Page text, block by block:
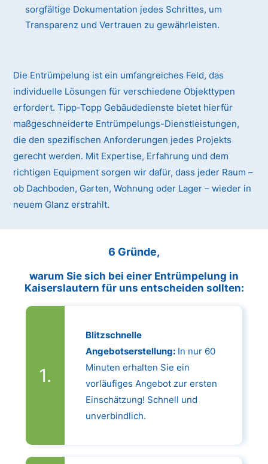
sorgfältige Dokumentation jedes Schrittes, um
Transparenz und Vertrauen zu gewährleisten.
Die Entrümpelung ist ein umfangreiches Feld, das
individuelle Lösungen für verschiedene Objekttypen
erfordert. Tipp-Topp Gebäudedienste bietet hierfür
maßgeschneiderte Entrümpelungs-Dienstleistungen,
die den spezifischen Anforderungen jedes Projekts
gerecht werden. Mit Expertise, Erfahrung und dem
richtigen Equipment sorgen wir dafür, dass jeder Raum –
ob Dachboden, Garten, Wohnung oder Lager – wieder in
neuem Glanz erstrahlt.
6 Gründe,
warum Sie sich bei einer Entrümpelung in
Kaiserslautern für uns entscheiden sollten:
Blitzschnelle
Angebotserstellung:In nur 60
Minuten erhalten Sie ein
vorläufiges Angebot zur ersten
Einschätzung! Schnell und
unverbindlich.